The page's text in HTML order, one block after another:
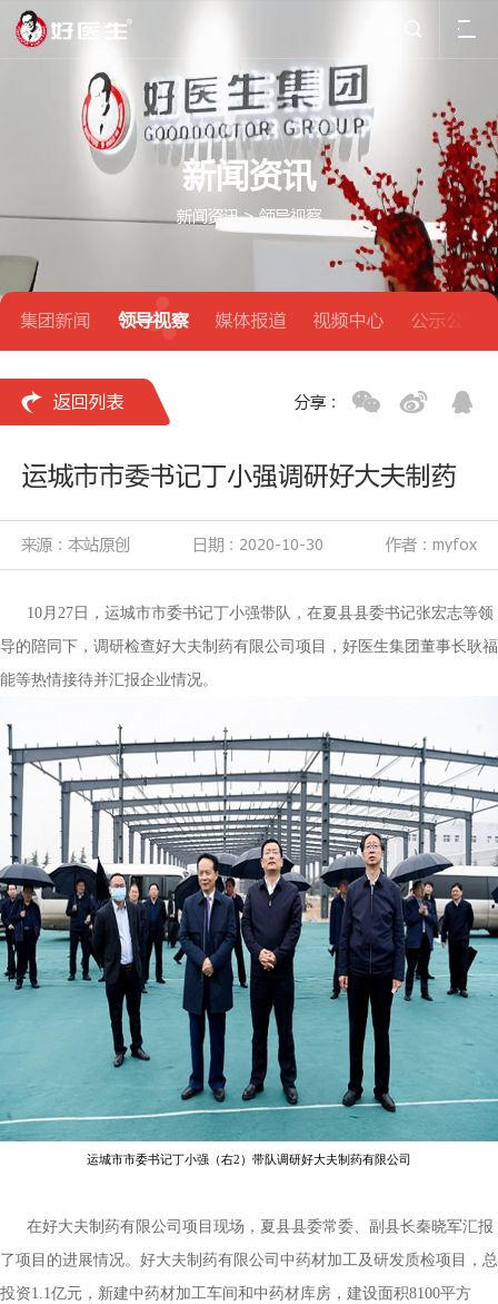

新闻资讯
新闻资讯>领导视察
集团新闻 领导视察 媒体报道 视频中心 公示公告
 返回列表 分享：
运城市市委书记丁小强调研好大夫制药
来源：本站原创 日期：2020-10-30 作者：myfox
10月27日，运城市市委书记丁小强带队，在夏县县委书记张宏志等领
导的陪同下，调研检查好大夫制药有限公司项目，好医生集团董事长耿福
能等热情接待并汇报企业情况。
运城市市委书记丁小强（右2）带队调研好大夫制药有限公司
在好大夫制药有限公司项目现场，夏县县委常委、副县长秦晓军汇报
了项目的进展情况。好大夫制药有限公司中药材加工及研发质检项目，总
投资1.1亿元，新建中药材加工车间和中药材库房，建设面积8100平方